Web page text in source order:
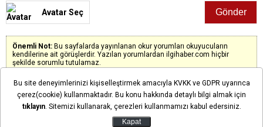
Avatar Seç
Önemli Not: Bu sayfalarda yayınlanan okur yorumları okuyucuların
kendilerine ait görüşlerdir. Yazılan yorumlardan ilgihaber.com hiçbir
şekilde sorumlu tutulamaz.
Henüz yorum yapılmadı. İlk yorumu siz yapın!
Bu site deneyimlerinizi kişiselleştirmek amacıyla KVKK ve GDPR uyarınca
çerez(cookie) kullanmaktadır. Bu konu hakkında detaylı bilgi almak için
tıklayın. Sitemizi kullanarak, çerezleri kullanmamızı kabul edersiniz.
Kapat